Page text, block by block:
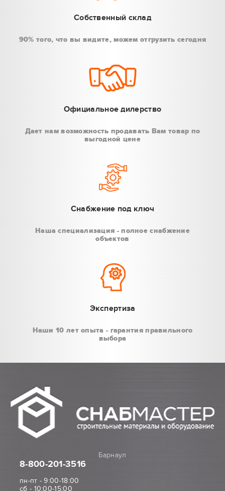
Собственный склад
90% того, что вы видите, можем отгрузить сегодня
Официальное дилерство
Дает нам возможность продавать Вам товар по
выгодной цене
Снабжение под ключ
Наша специализация - полное снабжение
объектов
Экспертиза
Наши 10 лет опыта - гарантия правильного
выбора
Барнаул
8-800-201-3516
пн-пт - 9:00-18:00
сб - 10:00-15:00